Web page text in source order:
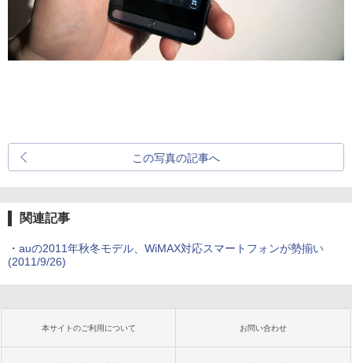
この写真の記事へ
関連記事
・ auの2011年秋冬モデル、WiMAX対応スマートフォンが勢揃い
(2011/9/26)
本サイトのご利用について お問い合わせ